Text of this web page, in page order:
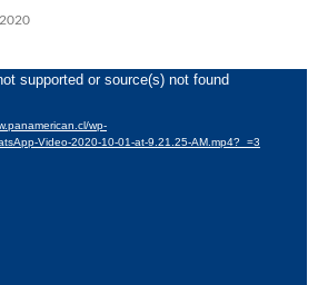
supported or source(s) not found
wp-
Video-2020-10-01-at-9.21.25-AM.mp4?_=3